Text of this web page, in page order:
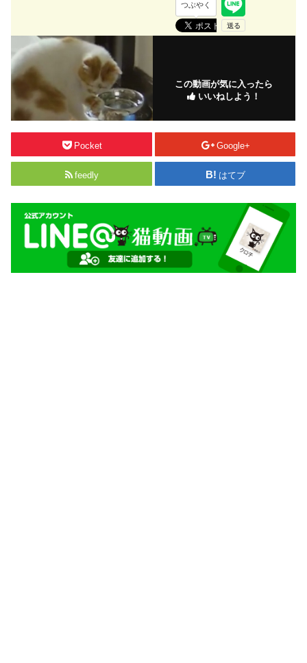
つぶやく
この動画が気に入ったら
いいねしよう！
Pocket Google+
feedly はてブ